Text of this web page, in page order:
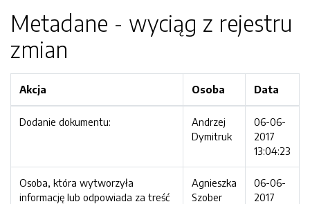
Metadane - wyciąg z rejestru
zmian
Akcja Osoba Data
Dodanie dokumentu:
Andrzej
Dymitruk
06-06-
2017
13:04:23
Osoba, która wytworzyła
informację lub odpowiada za treść
Agnieszka
Szober
06-06-
2017